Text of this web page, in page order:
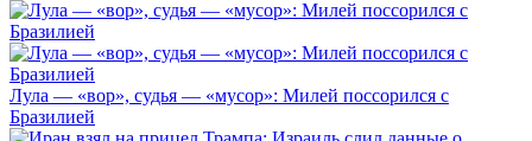
Лула — «вор», судья — «мусор»: Милей поссорился с
Бразилией